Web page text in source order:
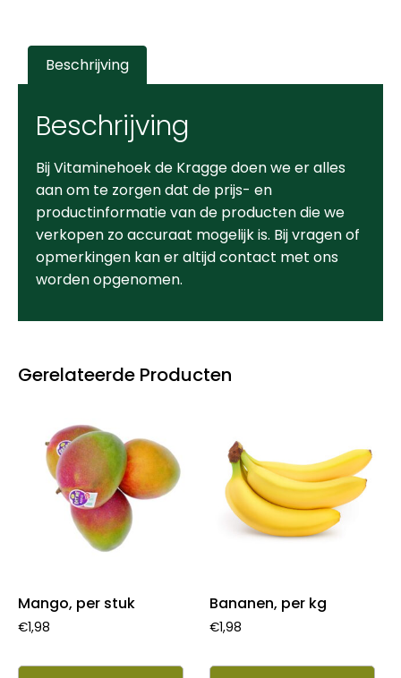
Gerelateerde Producten
Mango, per stuk
€1,98
Bananen, per kg
€1,98
Beschrijving
Beschrijving
Bij Vitaminehoek de Kragge doen we er alles
aan om te zorgen dat de prijs- en
productinformatie van de producten die we
verkopen zo accuraat mogelijk is. Bij vragen of
opmerkingen kan er altijd contact met ons
worden opgenomen.